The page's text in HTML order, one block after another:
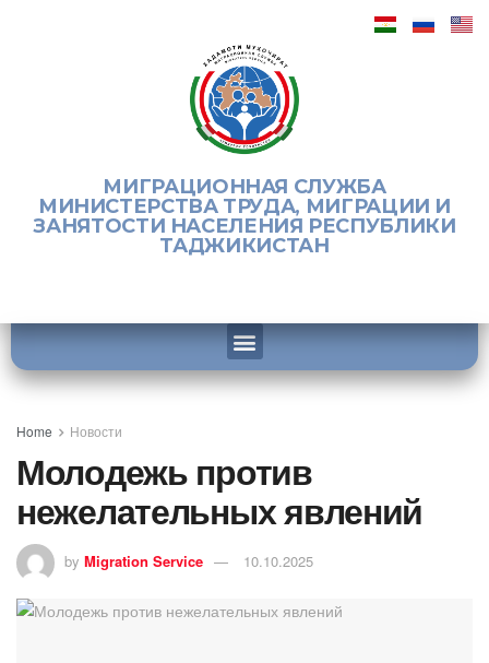
МИГРАЦИОННАЯ СЛУЖБА
МИНИСТЕРСТВА ТРУДА, МИГРАЦИИ И
ЗАНЯТОСТИ НАСЕЛЕНИЯ РЕСПУБЛИКИ
ТАДЖИКИСТАН
Home Новости
Молодежь против
нежелательных явлений
by Migration Service 10.10.2025